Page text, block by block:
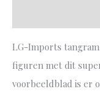
LG-Imports
figuren met dit
voorbeeldblad is er